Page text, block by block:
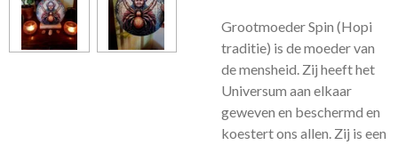
Grootmoeder Spin (Hopi
traditie) is de moeder van
de mensheid. Zij heeft het
Universum aan elkaar
geweven en beschermd en
koestert ons allen. Zij is een